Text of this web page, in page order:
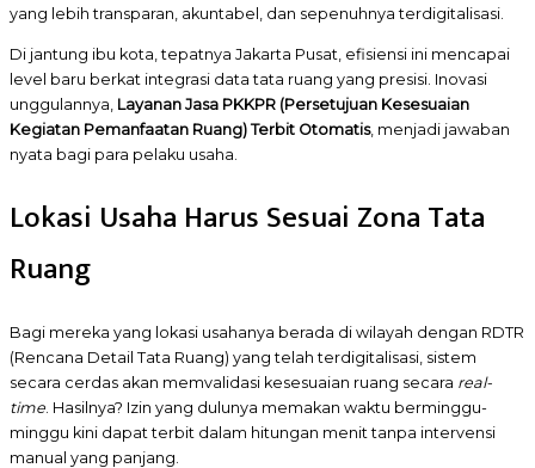
yang lebih transparan, akuntabel, dan sepenuhnya terdigitalisasi.
Di jantung ibu kota, tepatnya Jakarta Pusat, efisiensi ini mencapai
level baru berkat integrasi data tata ruang yang presisi. Inovasi
unggulannya, Layanan Jasa PKKPR (Persetujuan Kesesuaian
Kegiatan Pemanfaatan Ruang) Terbit Otomatis, menjadi jawaban
nyata bagi para pelaku usaha.
Lokasi Usaha Harus Sesuai Zona Tata
Ruang
Bagi mereka yang lokasi usahanya berada di wilayah dengan RDTR
(Rencana Detail Tata Ruang) yang telah terdigitalisasi, sistem
secara cerdas akan memvalidasi kesesuaian ruang secara real-
time . Hasilnya? Izin yang dulunya memakan waktu berminggu-
minggu kini dapat terbit dalam hitungan menit tanpa intervensi
manual yang panjang.